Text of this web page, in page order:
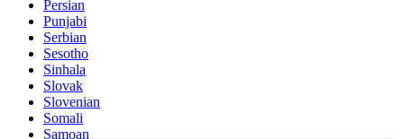
Persian
Punjabi
Serbian
Sesotho
Sinhala
Slovak
Slovenian
Somali
Samoan